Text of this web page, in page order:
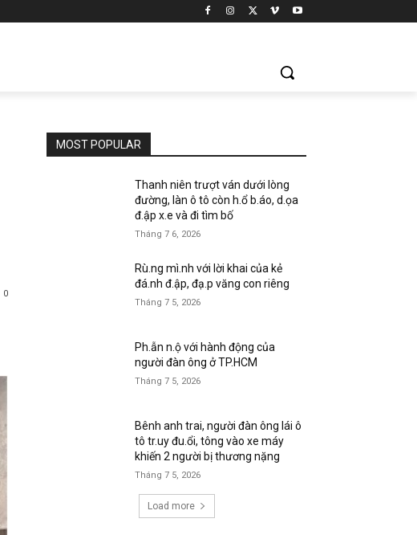
0
MOST POPULAR
Thanh niên trượt ván dưới lòng
đường, làn ô tô còn h.ổ b.áo, d.ọa
đ.ập x.e và đi tìm bố
Tháng 7 6, 2026
Rù.ng mì.nh với lời khai của kẻ
đá.nh đ.ập, đạ.p văng con riêng
Tháng 7 5, 2026
Ph.ẫn n.ộ với hành động của
người đàn ông ở TP.HCM
Tháng 7 5, 2026
Bênh anh trai, người đàn ông lái ô
tô tr.uy đu.ổi, tông vào xe máy
khiến 2 người bị thương nặng
Tháng 7 5, 2026
Load more